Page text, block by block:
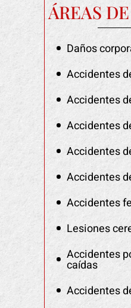
ÁREAS
Daños
Accidentes
Accidentes
Accidentes
Accidentes
Accidentes
Accidentes
Lesiones
Accidentes
caídas
Accidentes